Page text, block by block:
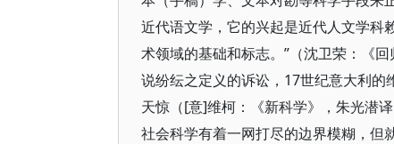
近代语文学，它的兴起是近代人文学科
术领域的基础和标志。”（沈卫荣：《
说纷纭之定义的诉讼，17世纪意大利的
天惊（[意]维柯：《新科学》，朱光潜
社会科学有着一网打尽的边界模糊，但